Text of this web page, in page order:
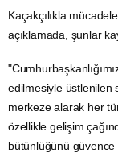
Kaçakçılıkla
açıklamada, şunlar
edilmesiyle üstlenilen
merkeze alarak her
özellikle gelişim
bütünlüğünü güvence